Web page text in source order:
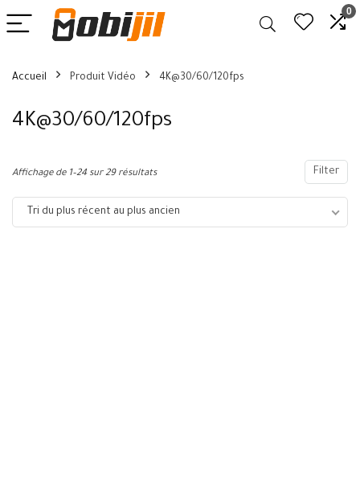
0
Accueil Produit Vidéo 4K@30/60/120fps
4K@30/60/120fps
Filter
Affichage de 1–24 sur 29 résultats
Tri du plus récent au plus ancien